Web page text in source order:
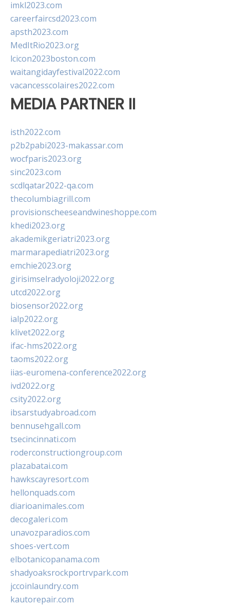
imkl2023.com
careerfaircsd2023.com
apsth2023.com
MedItRio2023.org
lcicon2023boston.com
waitangidayfestival2022.com
vacancesscolaires2022.com
MEDIA PARTNER II
isth2022.com
p2b2pabi2023-makassar.com
wocfparis2023.org
sinc2023.com
scdlqatar2022-qa.com
thecolumbiagrill.com
provisionscheeseandwineshoppe.com
khedi2023.org
akademikgeriatri2023.org
marmarapediatri2023.org
emchie2023.org
girisimselradyoloji2022.org
utcd2022.org
biosensor2022.org
ialp2022.org
klivet2022.org
ifac-hms2022.org
taoms2022.org
iias-euromena-conference2022.org
ivd2022.org
csity2022.org
ibsarstudyabroad.com
bennusehgall.com
tsecincinnati.com
roderconstructiongroup.com
plazabatai.com
hawkscayresort.com
hellonquads.com
diarioanimales.com
decogaleri.com
unavozparadios.com
shoes-vert.com
elbotanicopanama.com
shadyoaksrockportrvpark.com
jccoinlaundry.com
kautorepair.com